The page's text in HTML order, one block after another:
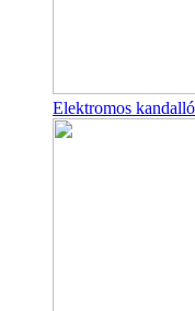
Elektromos kandalló